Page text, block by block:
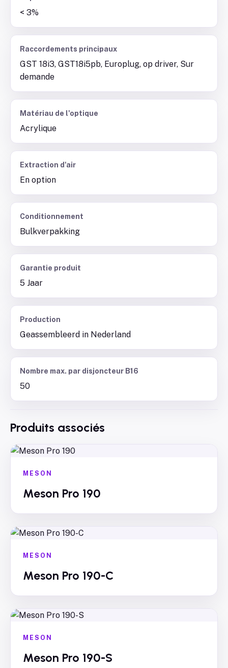
< 3%
Raccordements principaux
GST 18i3, GST18i5pb, Europlug, op driver, Sur
demande
Matériau de l'optique
Acrylique
Extraction d'air
En option
Conditionnement
Bulkverpakking
Garantie produit
5 Jaar
Production
Geassembleerd in Nederland
Nombre max. par disjoncteur B16
50
Produits associés
MESON
Meson Pro 190
MESON
Meson Pro 190-C
MESON
Meson Pro 190-S